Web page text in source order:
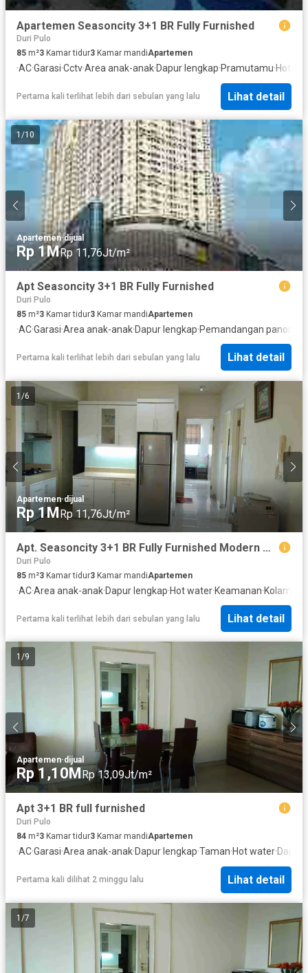
Apartemen Seasoncity 3+1 BR Fully Furnished
Duri Pulo
85 m²3 Kamar tidur3 Kamar mandiApartemen
·AC·Garasi·Cctv·Area anak-anak·Dapur lengkap·Pramutamu·Hot
Pertama kali terlihat lebih dari sebulan yang lalu Lihat detail
1 /10
Apartemen·dijual
Rp 1MRp 11,76Jt/m²
Apt Seasoncity 3+1 BR Fully Furnished
Duri Pulo
85 m²3 Kamar tidur3 Kamar mandiApartemen
·AC·Garasi·Area anak-anak·Dapur lengkap·Pemandangan
Pertama kali terlihat lebih dari sebulan yang lalu Lihat detail
1 /6
Apartemen·dijual
Rp 1MRp 11,76Jt/m²
Apt. Seasoncity 3+1 BR Fully Furnished Modern Mininalist.
Duri Pulo
85 m²3 Kamar tidur3 Kamar mandiApartemen
·AC·Area anak-anak·Dapur lengkap·Hot water·Keamanan·Kolam
Pertama kali terlihat lebih dari sebulan yang lalu Lihat detail
1 /9
Apartemen·dijual
Rp 1,10M Rp 13,09Jt/m²
Apt 3+1 BR full furnished
Duri Pulo
84 m²3 Kamar tidur3 Kamar mandiApartemen
·AC·Garasi·Area anak-anak·Dapur lengkap·Taman·Hot water·Dapur
Pertama kali dilihat 2 minggu lalu Lihat detail
1 /7